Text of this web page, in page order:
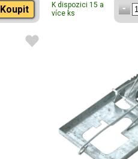
Koupit
K dispozici 15 a
více ks